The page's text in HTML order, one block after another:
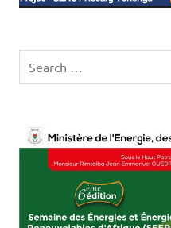
for: